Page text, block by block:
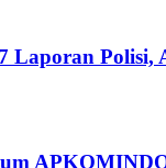
Laporan